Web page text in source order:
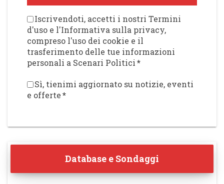
Iscrivendoti, accetti i nostri Termini
d'uso e l'Informativa sulla privacy,
compreso l'uso dei cookie e il
trasferimento delle tue informazioni
personali a Scenari Politici*
Sì, tienimi aggiornato su notizie, eventi
e offerte*
Database e Sondaggi